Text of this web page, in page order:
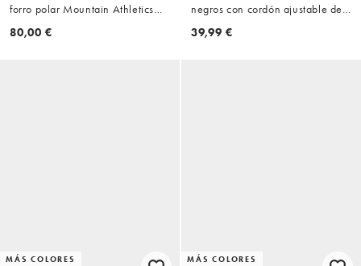
forro polar Mountain Athletics
2.0 en negro
80,00 €
negros con cordón ajustable de
sarga
39,99 €
MÁS COLORES MÁS COLORES